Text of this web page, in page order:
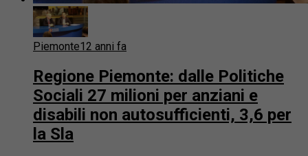
Piemonte12 anni fa
Regione Piemonte: dalle Politiche
Sociali 27 milioni per anziani e
disabili non autosufficienti, 3,6 per
la Sla